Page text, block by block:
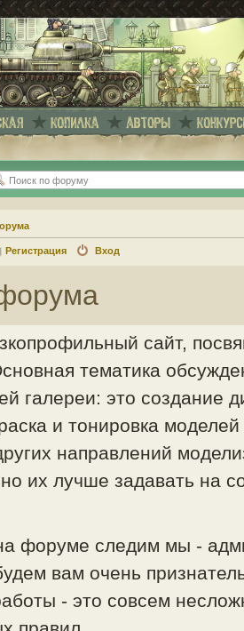
Регистрация Вход
сайт,
тематика
галереи: это создание
и тонировка
направлений
их лучше задавать на
форуме следим мы -
вам очень
- это совсем